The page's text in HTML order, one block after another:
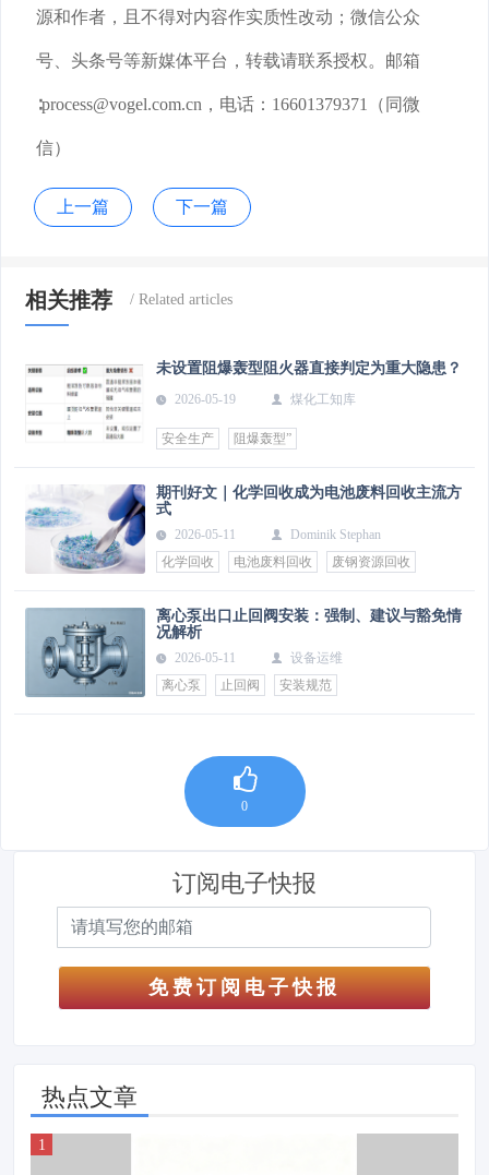
源和作者，且不得对内容作实质性改动；微信公众
号、头条号等新媒体平台，转载请联系授权。邮箱
∶process@vogel.com.cn，电话：16601379371（同微
信）
上一篇 下一篇
相关推荐
未设置阻爆轰型阻火器直接判定为重大隐患？
2026-05-19 煤化工知库
安全生产 阻爆轰型”
期刊好文｜化学回收成为电池废料回收主流方
式
2026-05-11
Dominik Stephan
化学回收
电池废料回收 废钢资源回收
离心泵出口止回阀安装：强制、建议与豁免情
况解析
2026-05-11
设备运维
离心泵
止回阀 安装规范
0
订阅电子快报
免费订阅电子快报
热点文章